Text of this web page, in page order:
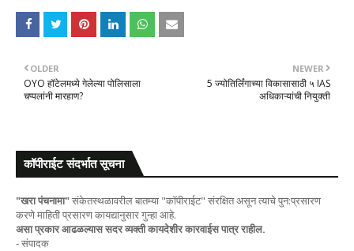
NEWER
5 ज्योतिर्लिंगाच्या विकासासाठी ५ IAS
अधिकाऱ्यांची नियुक्ती
OLDER
OYO हॉटेलमध्ये गेलेल्या पोलिसाला
चप्पलांनी मारहाण?
कॉपीराईट संदर्भात सूचना
"खरा पंचनामा"संकेतस्थळावरील बातम्या "कॉपीराईट" संरक्षित असून त्याचे पुन:प्रसारण
करणे माहिती प्रसारण कायद्यानुसार गुन्हा आहे.
असा प्रकार आढळल्यास सदर व्यक्ती कायदेशीर कारवाईस पात्र राहील.
- संपादक